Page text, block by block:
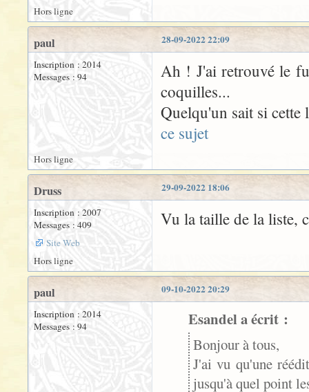
Hors ligne
28-09-2022 22:09
paul
Inscription : 2014
Messages : 94
Ah ! J'ai retrouvé le
coquilles...
Quelqu'un sait si cette
ce sujet
Hors ligne
29-09-2022 18:06
Druss
Inscription : 2007
Messages : 409
Site Web
Vu la taille de la liste,
Hors ligne
09-10-2022 20:29
paul
Inscription : 2014
Messages : 94
Esandel a écrit :
Bonjour à tous,
J'ai vu qu'une
jusqu'à quel point